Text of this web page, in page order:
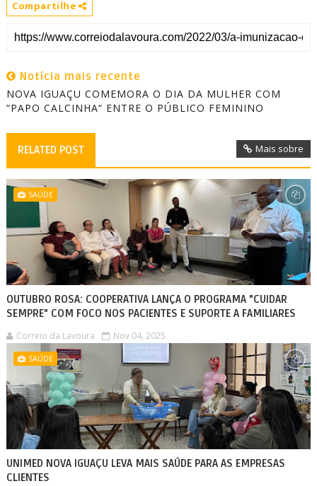
Compartilhe
Notícia mais recente
NOVA IGUAÇU COMEMORA O DIA DA MULHER COM
“PAPO CALCINHA“ ENTRE O PÚBLICO FEMININO
RELATED POST Mais sobre
SAÚDE
OUTUBRO ROSA: COOPERATIVA LANÇA O PROGRAMA "CUIDAR
SEMPRE" COM FOCO NOS PACIENTES E SUPORTE A FAMILIARES
Correio da Lavoura Nov 04, 2025
SAÚDE
UNIMED NOVA IGUAÇU LEVA MAIS SAÚDE PARA AS EMPRESAS
CLIENTES